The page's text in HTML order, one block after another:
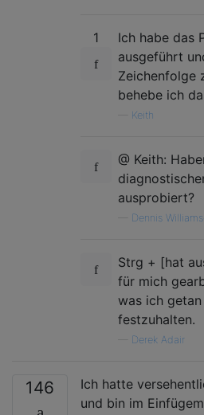
1
Ich habe das
ausgeführt
Zeichenfolge
behebe ich
Keith
@ Keith:
ausprobiert?
Dennis
Strg + [hat
für mich
was ich
festzuhalten.
Derek Adair
146 Ich hatte
und bin im